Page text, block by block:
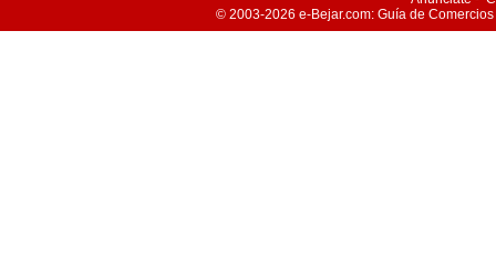
© 2003-2026 e-Bejar.com: Guía de